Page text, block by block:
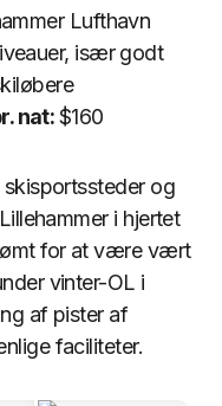
Lufthavn
især godt
nat:$160
og
i hjertet
for at være vært
vinter-OL i
af pister af
faciliteter.